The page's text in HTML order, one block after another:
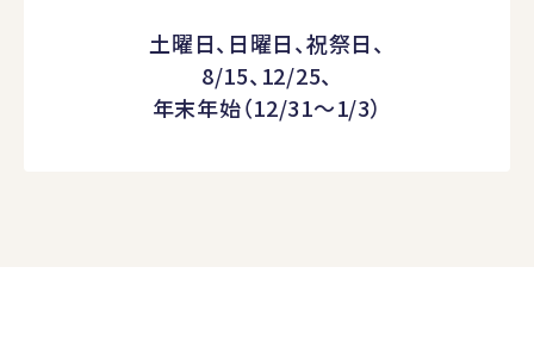
土曜日、日曜日、祝祭日、
8/15、12/25、
年末年始（12/31～1/3）